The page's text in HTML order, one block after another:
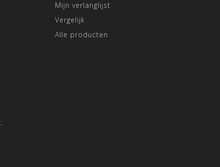
Mijn verlanglijst
Vergelijk
Alle producten